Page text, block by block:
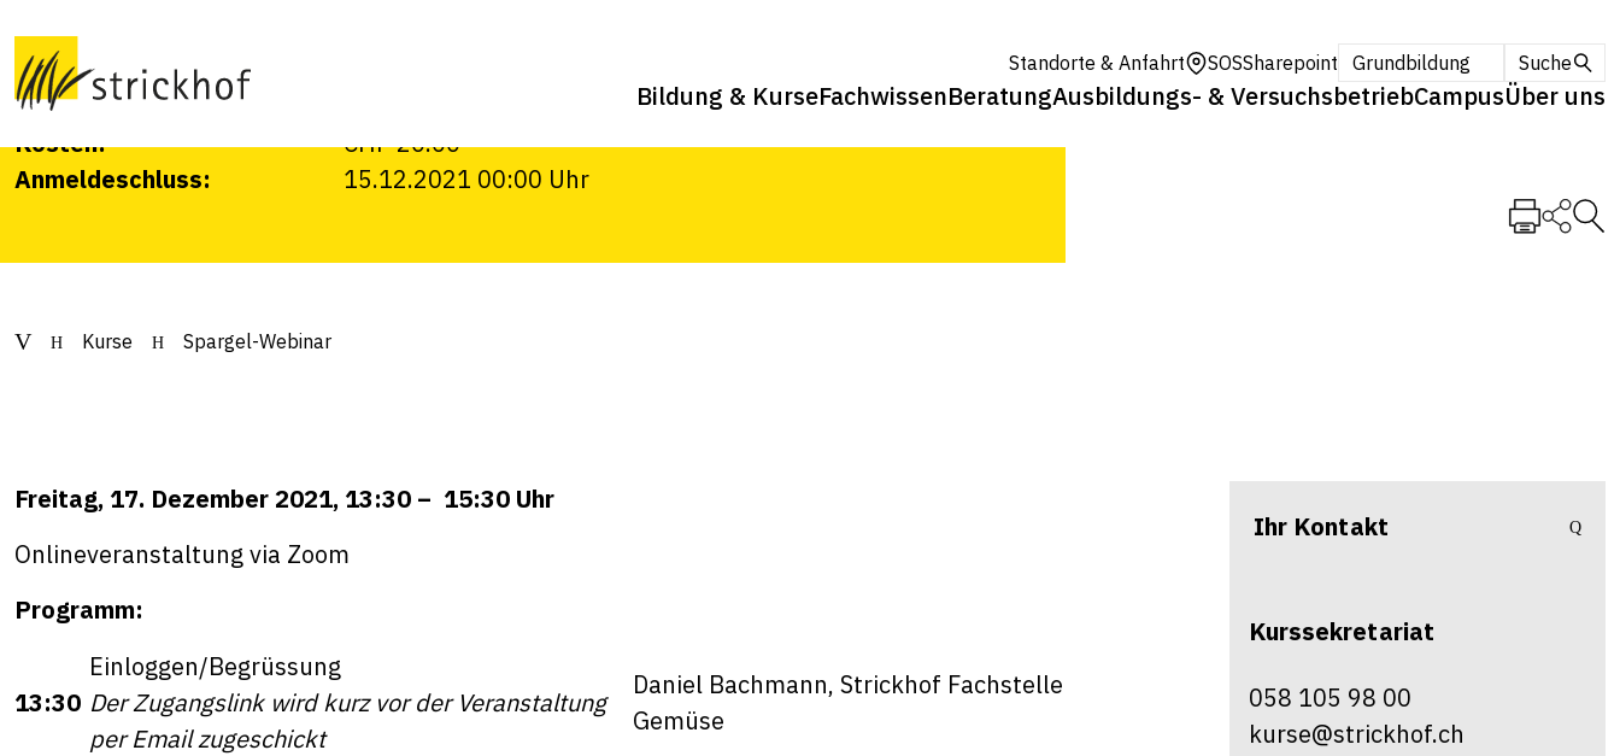
Standorte & Anfahrt SOSSharepoint Grundbildung Suche
Bildung & KurseFachwissenBeratungAusbildungs- & VersuchsbetriebCampusÜber uns
Online-Weiterbildungsnachmittag zu aktuellen Themen im Spargel-Anbau
Datum:
Veranstalter:
Strickhof, Liebegg, Arenenberg
Kosten:
CHF 20.00
Anmeldeschluss:
15.12.2021 00:00 Uhr
Kurse Spargel-Webinar
Freitag, 17. Dezember 2021, 13:30 – 15:30 Uhr
Onlineveranstaltung via Zoom
Programm:
13:30
Einloggen/Begrüssung
Der Zugangslink wird kurz vor der Veranstaltung
per Email zugeschickt
Daniel Bachmann, Strickhof Fachstelle
Gemüse
Ihr Kontakt
Kurssekretariat
058 105 98 00
kurse@strickhof.ch